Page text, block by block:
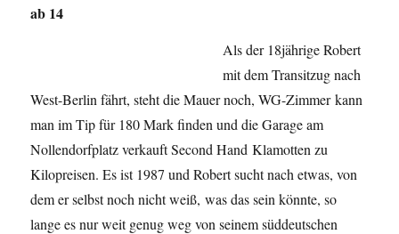
ab 14
Als der 18jährige Robert
mit dem Transitzug nach
West-Berlin fährt, steht die Mauer noch, WG-Zimmer kann
man im Tip für 180 Mark finden und die Garage am
Nollendorfplatz verkauft Second Hand Klamotten zu
Kilopreisen. Es ist 1987 und Robert sucht nach etwas, von
dem er selbst noch nicht weiß, was das sein könnte, so
lange es nur weit genug weg von seinem süddeutschen